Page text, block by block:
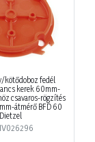
kötődoboz fedél
kerek 60mm-
csavaros-rögzítés
átmérő BFD 60
Dietzel